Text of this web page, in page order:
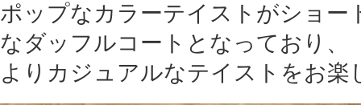
ポップなカラーテイストがショー
なダッフルコートとなっており、
よりカジュアルなテイストをお楽